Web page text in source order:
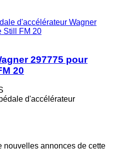
d'accélérateur Wagner
Still FM 20
297775 pour
20
d'accélérateur
nouvelles annonces de cette